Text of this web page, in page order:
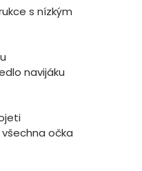
s nízkým
navijáku
očka